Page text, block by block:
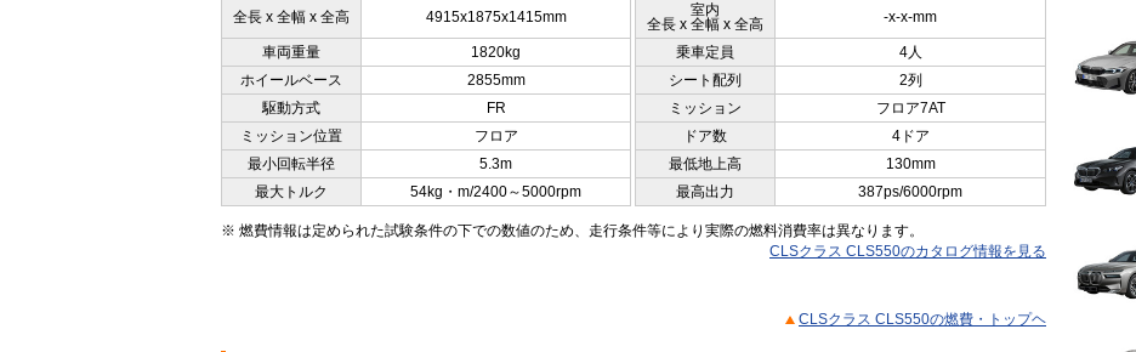
全長 x 全幅 x 全高 4915x1875x1415mm
室内
全長 x 全幅 x 全高
-x-x-mm
車両重量 1820kg 乗車定員
4人
ホイールベース
2855mm シート配列
2列
駆動方式
FR ミッション
フロア7AT
ミッション位置
フロア ドア数
4ドア
最小回転半径
5.3m 最低地上高
130mm
最大トルク
54kg・m/2400～5000rpm 最高出力 387ps/6000rpm
※ 燃費情報は定められた試験条件の下での数値のため、走行条件等により実際の燃料消費率は異なります。
CLSクラス CLS550のカタログ情報を見る
CLSクラス CLS550の燃費・トップヘ